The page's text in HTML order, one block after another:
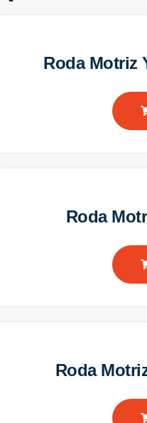
Roda Motriz
Roda
Roda